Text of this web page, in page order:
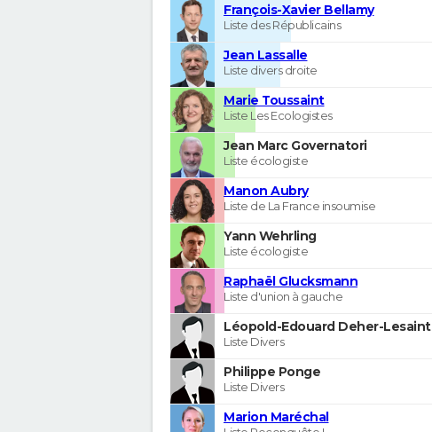
François-Xavier Bellamy
Liste des Républicains
Jean Lassalle
Liste divers droite
Marie Toussaint
Liste Les Ecologistes
Jean Marc Governatori
Liste écologiste
Manon Aubry
Liste de La France insoumise
Yann Wehrling
Liste écologiste
Raphaël Glucksmann
Liste d'union à gauche
Léopold-Edouard Deher-Lesaint
Liste Divers
Philippe Ponge
Liste Divers
Marion Maréchal